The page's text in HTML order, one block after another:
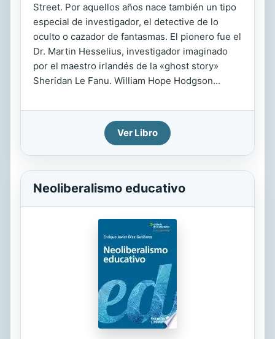
Street. Por aquellos años nace también un tipo
especial de investigador, el detective de lo
oculto o cazador de fantasmas. El pionero fue el
Dr. Martin Hesselius, investigador imaginado
por el maestro irlandés de la «ghost story»
Sheridan Le Fanu. William Hope Hodgson...
Ver Libro
Neoliberalismo educativo